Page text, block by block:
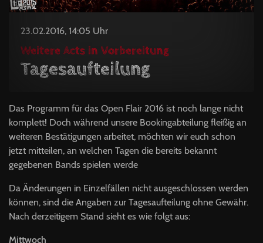
23.02.2016, 14:05 Uhr
Weitere Acts in Vorbereitung
Tagesaufteilung
Das Programm für das Open Flair 2016 ist noch lange nicht
komplett! Doch während unsere Bookingabteilung fleißig an
weiteren Bestätigungen arbeitet, möchten wir euch schon
jetzt mitteilen, an welchen Tagen die bereits bekannt
gegebenen Bands spielen werde
Da Änderungen in Einzelfällen nicht ausgeschlossen werden
können, sind die Angaben zur Tagesaufteilung ohne Gewähr.
Nach derzeitigem Stand sieht es wie folgt aus:
Mittwoch